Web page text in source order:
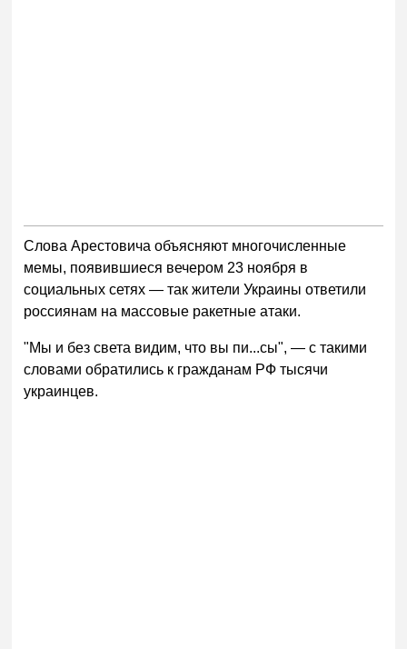
Слова Арестовича объясняют многочисленные
мемы, появившиеся вечером 23 ноября в
социальных сетях — так жители Украины ответили
россиянам на массовые ракетные атаки.
"Мы и без света видим, что вы пи...сы", — с такими
словами обратились к гражданам РФ тысячи
украинцев.